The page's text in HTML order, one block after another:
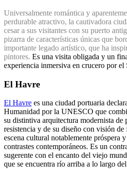
Universalmente romántica y
perdurable atractivo, la cautivadora
cesar a sus visitantes con su puerto
pizarra de características únicas que
importante legado artístico, que ha
pintores. Es una visita obligada y un
experiencia inmersiva en crucero por el
El Havre
El Havre es una ciudad portuaria
Humanidad por la UNESCO que
su distintiva arquitectura modernista de
resistencia y de su diseño con visión
escena cultural notablemente próspera
contrastes contemporáneos. Es un
sugerente con el encanto del viejo
que se encuentra río arriba a lo largo